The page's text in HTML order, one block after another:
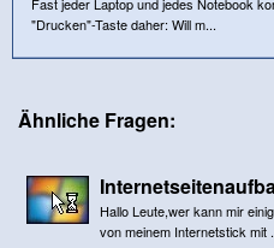
"Drucken"-Taste daher: Will m...
Ähnliche Fragen:
Hallo Leute,wer kann mir
von meinem Internetstick mit